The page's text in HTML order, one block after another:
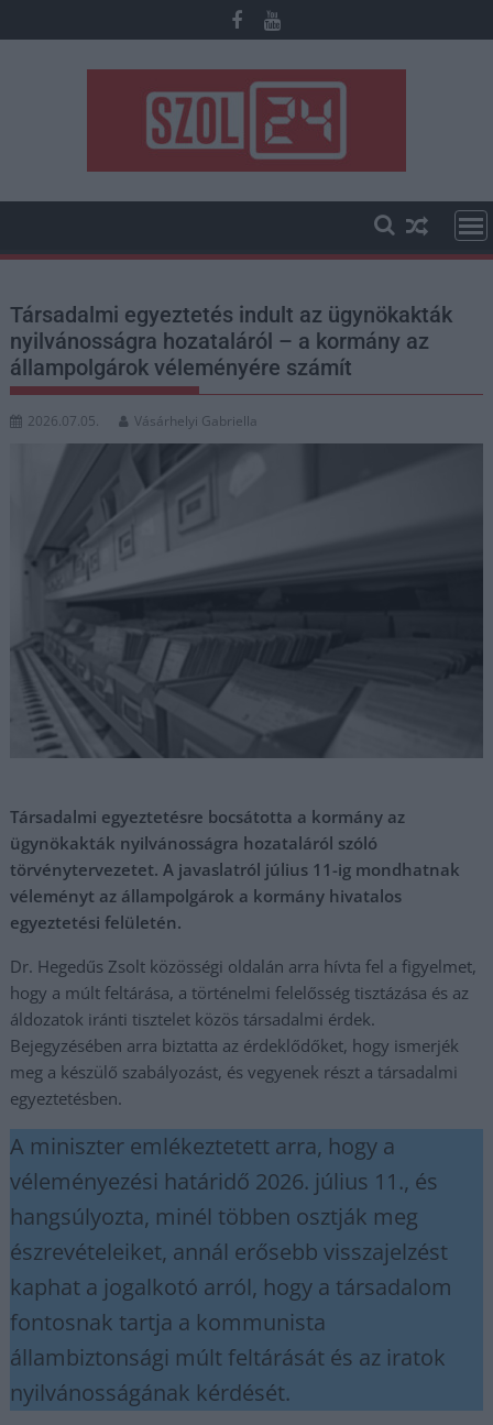
to
Társadalmi egyeztetés indult az ügynökakták
nyilvánosságra hozataláról – a kormány az
állampolgárok véleményére számít
2026.07.05. Vásárhelyi Gabriella
Társadalmi egyeztetésre bocsátotta a kormány az
ügynökakták nyilvánosságra hozataláról szóló
törvénytervezetet. A javaslatról július 11-ig mondhatnak
véleményt az állampolgárok a kormány hivatalos
egyeztetési felületén.
Dr. Hegedűs Zsolt közösségi oldalán arra hívta fel a figyelmet,
hogy a múlt feltárása, a történelmi felelősség tisztázása és az
áldozatok iránti tisztelet közös társadalmi érdek.
Bejegyzésében arra biztatta az érdeklődőket, hogy ismerjék
meg a készülő szabályozást, és vegyenek részt a társadalmi
egyeztetésben.
A miniszter emlékeztetett arra, hogy a
véleményezési határidő 2026. július 11., és
hangsúlyozta, minél többen osztják meg
észrevételeiket, annál erősebb visszajelzést
kaphat a jogalkotó arról, hogy a társadalom
fontosnak tartja a kommunista
állambiztonsági múlt feltárását és az iratok
nyilvánosságának kérdését.